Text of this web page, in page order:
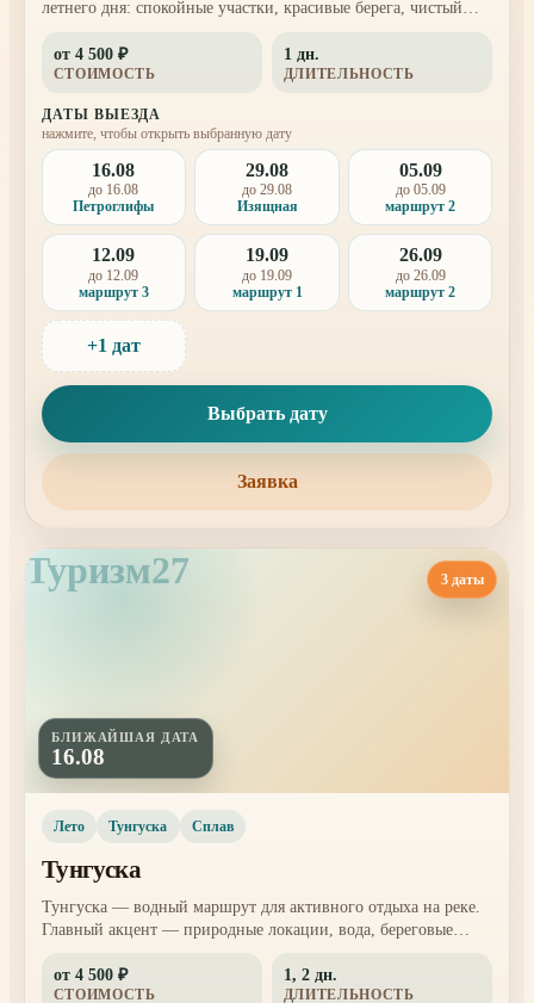
летнего дня: спокойные участки, красивые берега, чистый
зависимости от выбранного выезда маршрут может быть
мягким для новичков или более активным для тех, кто уже
от 4 500 ₽
СТОИМОСТЬ
1 дн.
ДЛИТЕЛЬНОСТЬ
ДАТЫ ВЫЕЗДА
нажмите, чтобы открыть выбранную дату
16.08
до 16.08
Петроглифы
29.08
до 29.08
Изящная
05.09
до 05.09
маршрут 2
12.09
до 12.09
маршрут 3
19.09
до 19.09
маршрут 1
26.09
до 26.09
маршрут 2
+1 дат
Выбрать дату
Заявка
Туризм27
БЛИЖАЙШАЯ ДАТА
16.08
3 даты
Лето Тунгуска Сплав
Тунгуска
Тунгуска — водный маршрут для активного отдыха на реке.
Главный акцент — природные локации, вода, береговые
от 4 500 ₽
СТОИМОСТЬ
1, 2 дн.
ДЛИТЕЛЬНОСТЬ